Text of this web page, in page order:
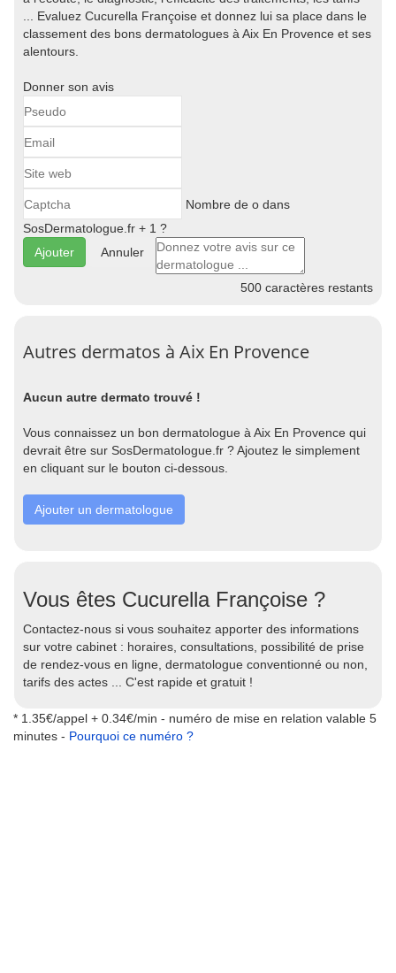
... Evaluez Cucurella Françoise et donnez lui sa place dans le
classement des bons dermatologues à Aix En Provence et ses
alentours.
Donner son avis
Nombre de o dans
SosDermatologue.fr + 1 ?
Annuler
500 caractères restants
Autres dermatos à Aix En Provence
Aucun autre dermato trouvé !
Vous connaissez un bon dermatologue à Aix En Provence qui
devrait être sur SosDermatologue.fr ? Ajoutez le simplement
en cliquant sur le bouton ci-dessous.
Ajouter un dermatologue
Vous êtes Cucurella Françoise ?
Contactez-nous si vous souhaitez apporter des informations
sur votre cabinet : horaires, consultations, possibilité de prise
de rendez-vous en ligne, dermatologue conventionné ou non,
tarifs des actes ... C'est rapide et gratuit !
* 1.35€/appel + 0.34€/min - numéro de mise en relation valable 5
minutes - Pourquoi ce numéro ?